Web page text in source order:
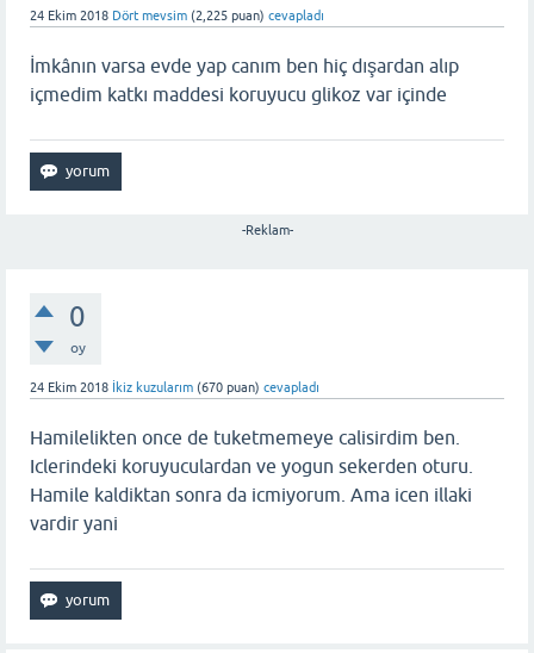
24 Ekim 2018 Dört mevsim (2,225 puan) cevapladı
İmkânın varsa evde yap canım ben hiç dışardan alıp
içmedim katkı maddesi koruyucu glikoz var içinde
-Reklam-
0
oy
24 Ekim 2018 İkiz kuzularım (670 puan) cevapladı
Hamilelikten once de tuketmemeye calisirdim ben.
Iclerindeki koruyuculardan ve yogun sekerden oturu.
Hamile kaldiktan sonra da icmiyorum. Ama icen illaki
vardir yani